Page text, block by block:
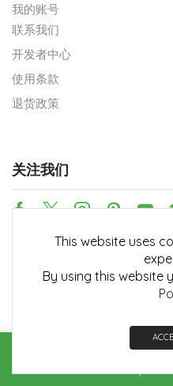
This website uses
By using this website
我的账号
联系我们
开发者中心
使用条款
退货政策
关注我们